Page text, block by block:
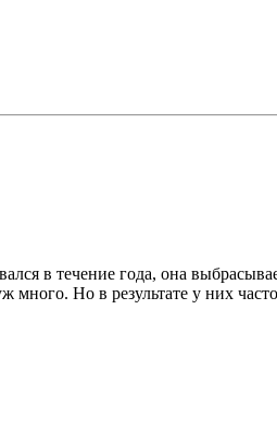
в течение года, она
много. Но в результате у них